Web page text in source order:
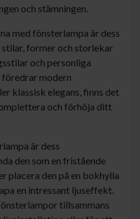
och stämningen.
med fönsterlampa är dess
former och storlekar
och personliga
föredrar modern
klassisk elegans, finns det
och förhöja ditt
är dess
den som en fristående
placera den på en bokhylla
en intressant ljuseffekt.
tillsammans